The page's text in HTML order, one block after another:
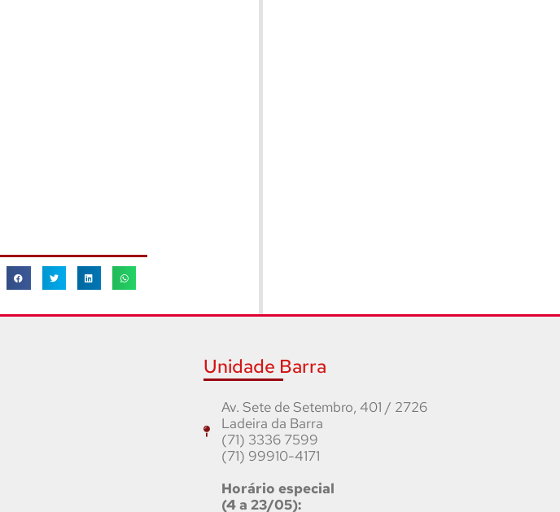
Unidade Barra
Av. Sete de Setembro, 401 / 2726
Ladeira da Barra
(71) 3336 7599
(71) 99910-4171
Horário especial
(4 a 23/05):